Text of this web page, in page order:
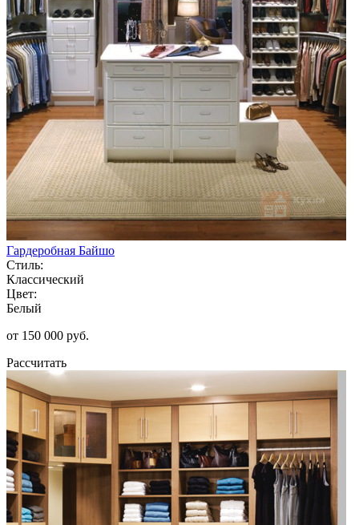
Гардеробная Байшо
Стиль:
Классический
Цвет:
Белый
от 150 000 руб.
Рассчитать